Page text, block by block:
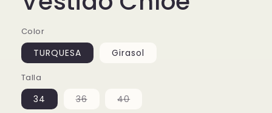
Color
TURQUESA Girasol
Talla
34 36Variante
40Variante